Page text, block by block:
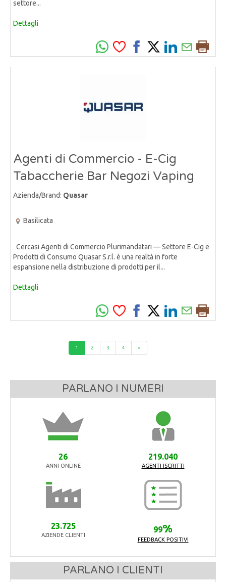
settore...
Dettagli
Agenti di Commercio - E-Cig
Tabaccherie Bar Negozi Vaping
Azienda/Brand: Quasar
Basilicata
Cercasi Agenti di Commercio Plurimandatari — Settore E-Cig e
Prodotti di Consumo Quasar S.r.l. è una realtà in forte
espansione nella distribuzione di prodotti per il...
Dettagli
1 2 3 4 >
PARLANO I NUMERI
26
ANNI ONLINE
219.040
AGENTI ISCRITTI
23.725
AZIENDE CLIENTI
99%
FEEDBACK POSITIVI
PARLANO I CLIENTI